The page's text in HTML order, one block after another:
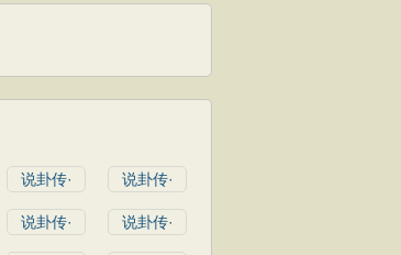
说卦传· 说卦传·
说卦传· 说卦传·